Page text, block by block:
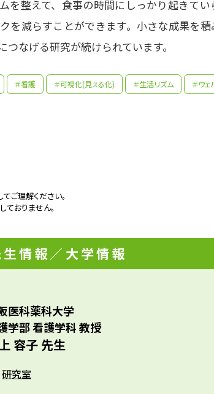
を整えて、食事の時間にしっかり起きて
を減らすことができます。小さな成果を
なげる研究が続けられています。
＃看護 ＃可視化(見える化) ＃生活リズム ＃ウ
ご理解ください。
おりません。
生情報 ／大学情報
医科薬科大学
学部 看護学科 教授
容子 先生
研究室